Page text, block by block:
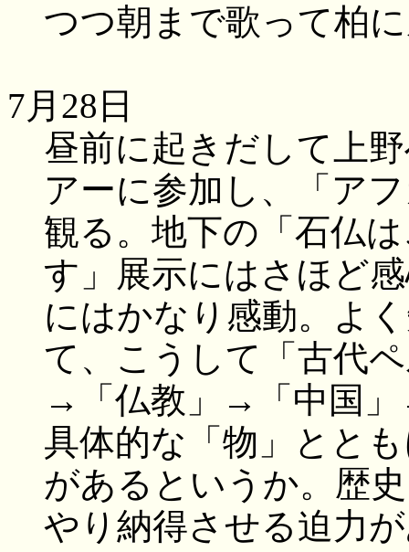
つつ朝まで歌って柏
7月28日
昼前に起きだして上
アーに参加し、「ア
観る。地下の「石仏
す」展示にはさほど
にはかなり感動。よ
て、こうして「古代
→「仏教」→「中国
具体的な「物」とと
があるというか。歴
やり納得させる迫力